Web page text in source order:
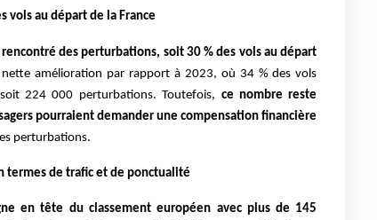
vols au départ de la France
des perturbations, soit 30 % des vols au départ
nette amélioration par rapport à 2023, où 34 % des vols
224 000 perturbations. Toutefois, ce nombre reste
pourraient demander une compensation financière
perturbations.
termes de trafic et de ponctualité
en tête du classement européen avec plus de 145